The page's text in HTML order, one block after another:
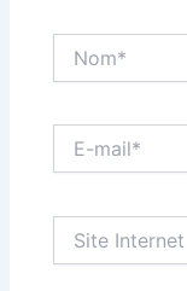
mail*
Internet